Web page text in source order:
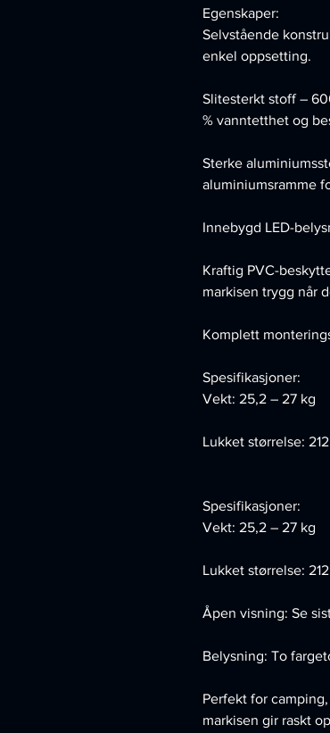
Egenskaper:
Selvstående
enkel oppsetting.
Slitesterkt stoff –
% vanntetthet og
Sterke
aluminiumsramme
Innebygd LED-
Kraftig PVC-
markisen trygg når
Komplett
Spesifikasjoner:
Vekt: 25,2 – 27 kg
Lukket størrelse:
Spesifikasjoner:
Vekt: 25,2 – 27 kg
Lukket størrelse:
Åpen visning: Se
Belysning: To
Perfekt for
markisen gir raskt